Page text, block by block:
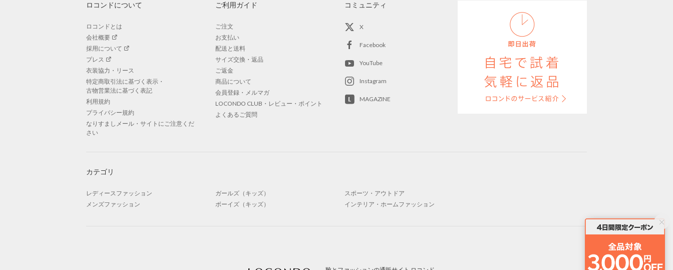
ロコンドについて
ロコンドとは
会社概要
採用について
プレス
衣装協力・リース
特定商取引法に基づく表示・
古物営業法に基づく表記
利用規約
プライバシー規約
なりすましメール・サイトにご注意くだ
さい
ご利用ガイド
ご注文
お支払い
配送と送料
サイズ交換・返品
ご返金
商品について
会員登録・メルマガ
LOCONDO CLUB・レビュー・ポイント
よくあるご質問
コミュニティ
X
Facebook
YouTube
Instagram
MAGAZINE
カテゴリ
レディースファッション
メンズファッション
ガールズ（キッズ）
ボーイズ（キッズ）
スポーツ・アウトドア
インテリア・ホームファッション